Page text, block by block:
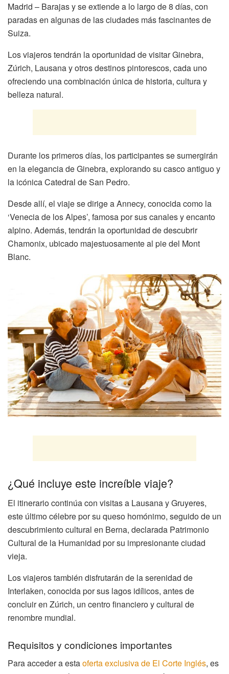
Madrid – Barajas y se extiende a lo largo de 8 días, con
paradas en algunas de las ciudades más fascinantes de
Suiza.
Los viajeros tendrán la oportunidad de visitar Ginebra,
Zúrich, Lausana y otros destinos pintorescos, cada uno
ofreciendo una combinación única de historia, cultura y
belleza natural.
Durante los primeros días, los participantes se sumergirán
en la elegancia de Ginebra, explorando su casco antiguo y
la icónica Catedral de San Pedro.
Desde allí, el viaje se dirige a Annecy, conocida como la
‘Venecia de los Alpes’, famosa por sus canales y encanto
alpino. Además, tendrán la oportunidad de descubrir
Chamonix, ubicado majestuosamente al pie del Mont
Blanc.
¿Qué incluye este increíble viaje?
El itinerario continúa con visitas a Lausana y Gruyeres,
este último célebre por su queso homónimo, seguido de un
descubrimiento cultural en Berna, declarada Patrimonio
Cultural de la Humanidad por su impresionante ciudad
vieja.
Los viajeros también disfrutarán de la serenidad de
Interlaken, conocida por sus lagos idílicos, antes de
concluir en Zúrich, un centro financiero y cultural de
renombre mundial.
Requisitos y condiciones importantes
Para acceder a estaoferta exclusiva de El Corte Inglés, es